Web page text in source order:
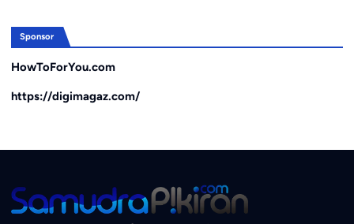
Sponsor
HowToForYou.com
https://digimagaz.com/